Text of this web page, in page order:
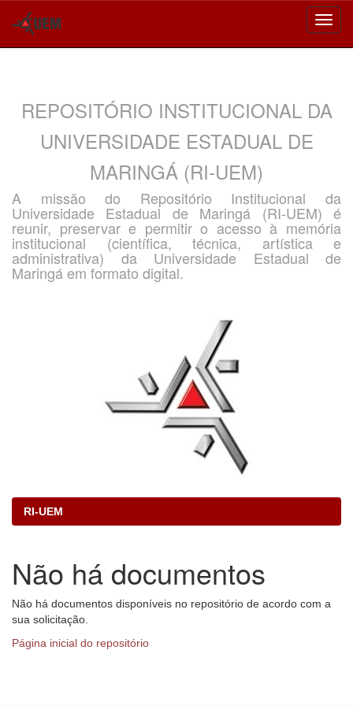
REPOSITÓRIO INSTITUCIONAL DA
UNIVERSIDADE ESTADUAL DE
MARINGÁ (RI-UEM)
A missão do Repositório Institucional da
Universidade Estadual de Maringá (RI-UEM) é
reunir, preservar e permitir o acesso à memória
institucional (científica, técnica, artística e
administrativa) da Universidade Estadual de
Maringá em formato digital.
RI-UEM
Não há documentos
Não há documentos disponíveis no repositório de acordo com a
sua solicitação.
Página inicial do repositório